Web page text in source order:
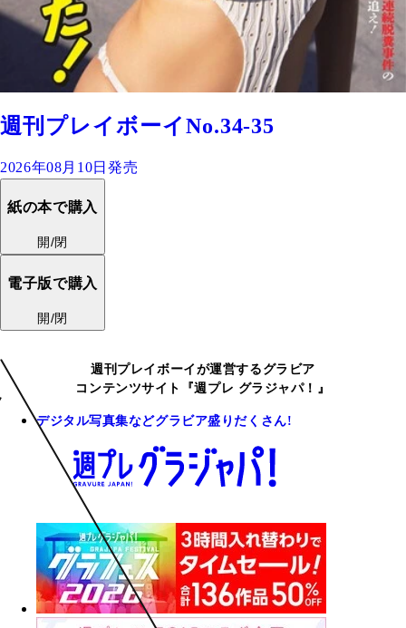
週刊プレイボーイNo.34-35
2026年08月10日発売
紙の本で購入
開/閉
電子版で購入
開/閉
週刊プレイボーイが運営するグラビア
コンテンツサイト『週プレ グラジャパ！』
デジタル写真集などグラビア盛りだくさん!